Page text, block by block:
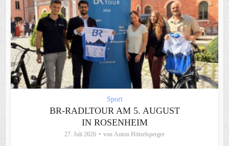
Sport
BR-RADLTOUR AM 5. AUGUST
IN ROSENHEIM
27. Juli 2026 von Anton Hötzelsperger